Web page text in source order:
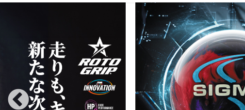
カテゴリー
メーカー
予約・新着商品